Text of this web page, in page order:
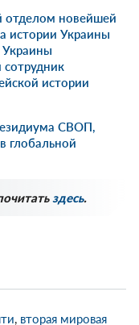
отделом новейшей
истории Украины
сотрудник
истории
СВОП,
глобальной
здесь.
, вторая мировая